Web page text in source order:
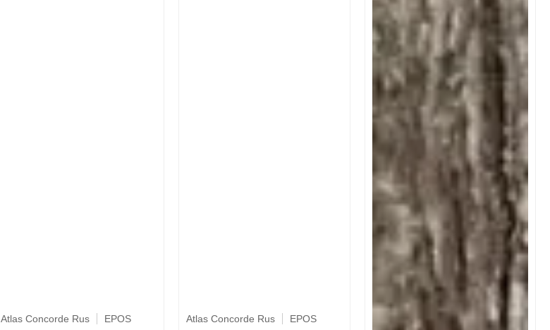
Atlas Concorde Rus EPOS Atlas Concorde Rus EPOS